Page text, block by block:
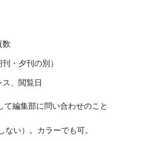
数
・夕刊の別）
、閲覧日
編集部に問い合わせのこと
い）。カラーでも可。